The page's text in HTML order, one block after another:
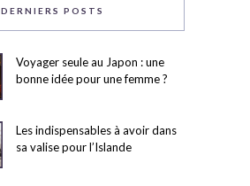
DERNIERS POSTS
Voyager seule au Japon : une
bonne idée pour une femme ?
Les indispensables à avoir dans
sa valise pour l’Islande